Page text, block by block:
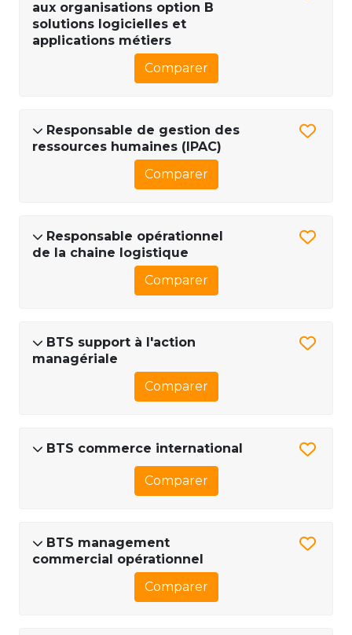
aux organisations option B
solutions logicielles et
applications métiers
Comparer
Responsable de gestion des
ressources humaines (IPAC)
Comparer
Responsable opérationnel
de la chaine logistique
Comparer
BTS support à l'action
managériale
Comparer
BTS commerce international
Comparer
BTS management
commercial opérationnel
Comparer